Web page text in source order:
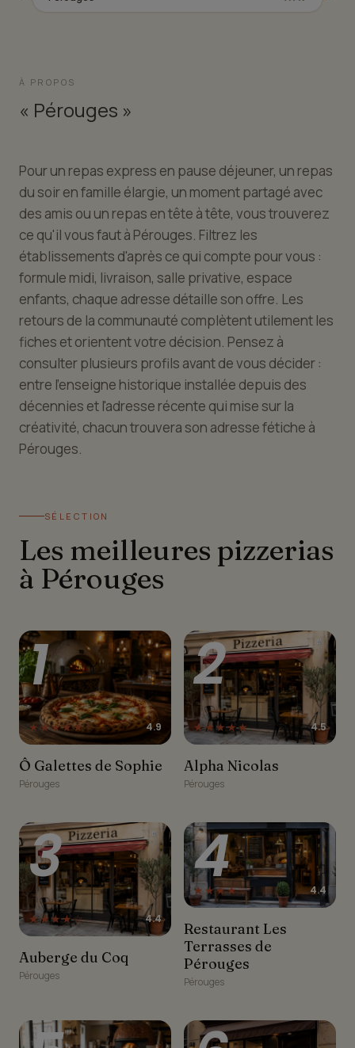
À PROPOS
« Pérouges »
Pour un repas express en pause déjeuner, un repas
du soir en famille élargie, un moment partagé avec
des amis ou un repas en tête à tête, vous trouverez
ce qu'il vous faut à Pérouges. Filtrez les
établissements d'après ce qui compte pour vous :
formule midi, livraison, salle privative, espace
enfants, chaque adresse détaille son offre. Les
retours de la communauté complètent utilement les
fiches et orientent votre décision. Pensez à
consulter plusieurs profils avant de vous décider :
entre l'enseigne historique installée depuis des
décennies et l'adresse récente qui mise sur la
créativité, chacun trouvera son adresse fétiche à
Pérouges.
SÉLECTION
Les meilleures pizzerias
à Pérouges
Ô Galettes de Sophie
1
★★★★★ 4.9
Ô Galettes de Sophie
Pérouges
Alpha Nicolas
2
★★★★★ 4.5
Alpha Nicolas
Pérouges
Auberge du Coq
3
★★★★☆ 4.4
Auberge du Coq
Pérouges
Restaurant Les
Terrasses de Pérouges
4
★★★★☆ 4.4
Restaurant Les
Terrasses de
Pérouges
Pérouges